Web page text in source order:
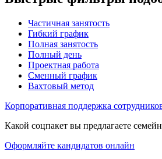
Частичная занятость
Гибкий график
Полная занятость
Полный день
Проектная работа
Сменный график
Вахтовый метод
Корпоративная поддержка
Какой соцпакет вы предлагаете
Оформляйте кандидатов онлайн